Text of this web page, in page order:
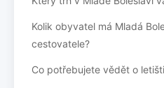
Kolik obyvatel má Mladá
cestovatele?
Co potřebujete vědět o